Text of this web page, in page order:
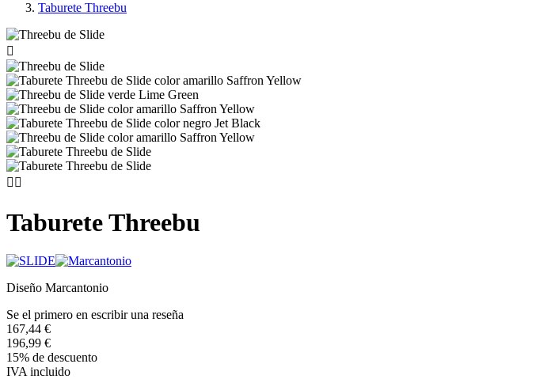
Taburete Threebu

 
Taburete Threebu
Diseño Marcantonio
Se el primero en escribir una reseña
167,44 €
196,99 €
15% de descuento
IVA incluido